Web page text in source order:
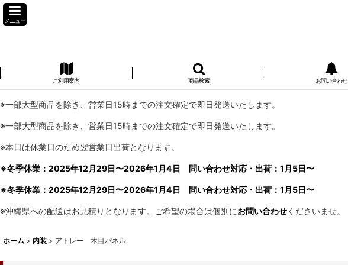
メニュー
ご利用案内 商品検索 お問い合わせ
※一部大型商品を除き、営業日15時までの注文確定で即日発送いたします。
※一部大型商品を除き、営業日15時までの注文確定で即日発送いたします。
※本日は休業日のため翌営業日出荷となります。
※冬季休業：2025年12月29日〜2026年1月4日 問い合わせ対応・出荷：1月5日〜
※冬季休業：2025年12月29日〜2026年1月4日 問い合わせ対応・出荷：1月5日〜
※沖縄県への配送はお見積りとなります。ご希望の場合は個別にお問い合わせくださいませ。
ホーム > 内装 > アトレー 木目パネル